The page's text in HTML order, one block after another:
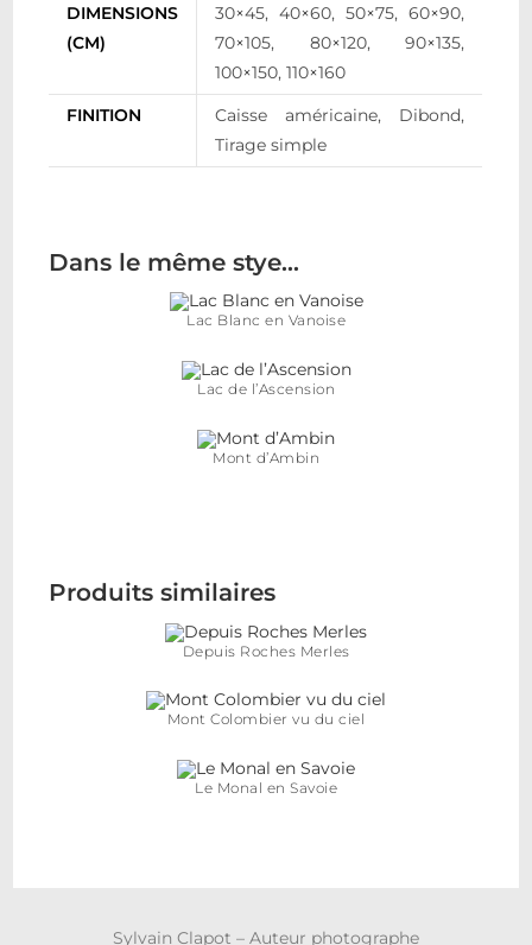
DIMENSIONS
(CM)
30×45, 40×60, 50×75, 60×90,
70×105, 80×120, 90×135,
100×150, 110×160
FINITION
Caisse américaine, Dibond,
Tirage simple
Dans le même stye…
Lac Blanc en Vanoise
Lac de l’Ascension
Mont d’Ambin
Produits similaires
Depuis Roches Merles
Mont Colombier vu du ciel
Le Monal en Savoie
Sylvain Clapot – Auteur photographe